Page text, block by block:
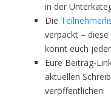
in der
Die
verpackt –
könnt euch
Eure Beitrag-
aktuellen
veröffentlichen